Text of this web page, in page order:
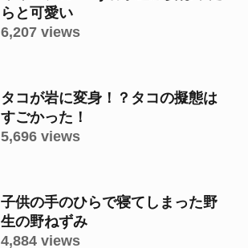
らと可愛い
6,207 views
タコが岩に変身！？タコの擬態は
すごかった！
5,696 views
子供の手のひらで寝てしまった野
生の野ねずみ
4,884 views